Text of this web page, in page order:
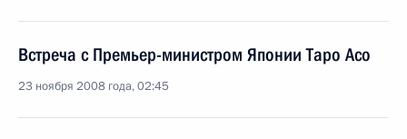
Встреча с Премьер-министром Японии Таро Асо
23 ноября 2008 года, 02:45